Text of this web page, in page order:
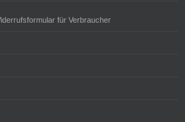
für Verbraucher